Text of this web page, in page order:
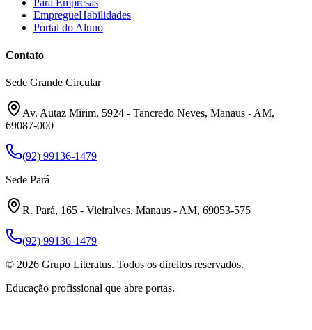
Para Empresas
EmpregueHabilidades
Portal do Aluno
Contato
Sede Grande Circular
Av. Autaz Mirim, 5924 - Tancredo Neves, Manaus - AM,
69087-000
(92) 99136-1479
Sede Pará
R. Pará, 165 - Vieiralves, Manaus - AM, 69053-575
(92) 99136-1479
© 2026 Grupo Literatus. Todos os direitos reservados.
Educação profissional que abre portas.